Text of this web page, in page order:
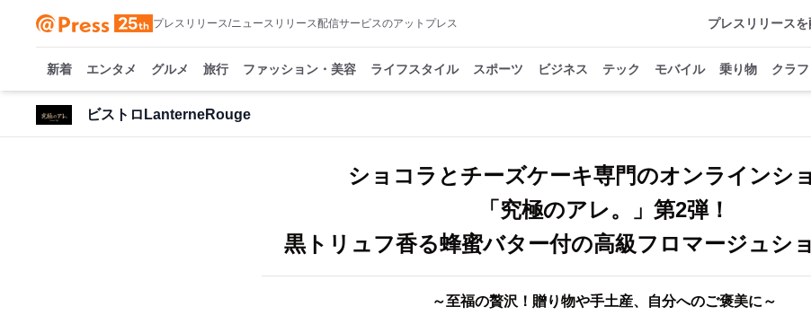
プレスリリース/ニュースリリース配信サービスのアットプレス プレスリリース
新着 エンタメ グルメ 旅行 ファッション・美容 ライフスタイル スポーツ ビジネス テック モバイル 乗り物 クラ
ビストロLanterneRouge
ショコラとチーズケーキ専門のオンラインシ
「究極のアレ。」第2弾！
黒トリュフ香る蜂蜜バター付の高級フロマージュシ
～至福の贅沢！贈り物や手土産、自分へのご褒美に～